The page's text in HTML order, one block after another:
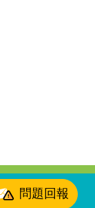
問題回報